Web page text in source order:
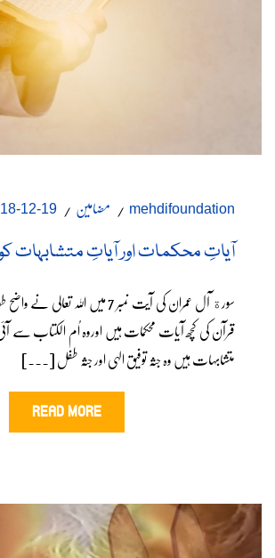
mehdifoundation مضامین 19-12-2018
آیاتِ محکمات اور آیاتِ متشابہات
سورة آل عمران کی آیت نمبر 7 میں اللہ
قرآن کی کچھ آیات محکمات ہیں اوروہ اُم الکتاب سے
متشابہات ہیں وہ جثّہ توفیق الہی اور جثّہ طفل [...]
READ MORE